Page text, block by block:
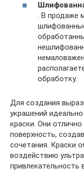
. В продаже
обработку.
Для создания
украшений
краски. Они
поверхность,
сочетания. Краски
воздействию
привлекательность